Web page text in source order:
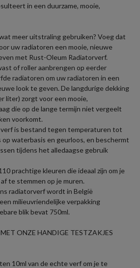
in een duurzame, mooie,
meer uitstraling gebruiken? Voeg dat
uw radiatoren een mooie, nieuwe
met Rust-Oleum Radiatorverf.
of roller aanbrengen op eerder
radiatoren om uw radiatoren in een
look te geven. De langdurige dekking
liter) zorgt voor een mooie,
die op de lange termijn niet vergeelt
voorkomt.
is bestand tegen temperaturen tot
op waterbasis en geurloos, en beschermt
tijdens het alledaagse gebruik
prachtige kleuren die ideaal zijn om je
te stemmen op je muren.
radiatorverf wordt in België
milieuvriendelijke verpakking
blik bevat 750ml.
ONZE HANDIGE TESTZAKJES
10ml van de echte verf om je te